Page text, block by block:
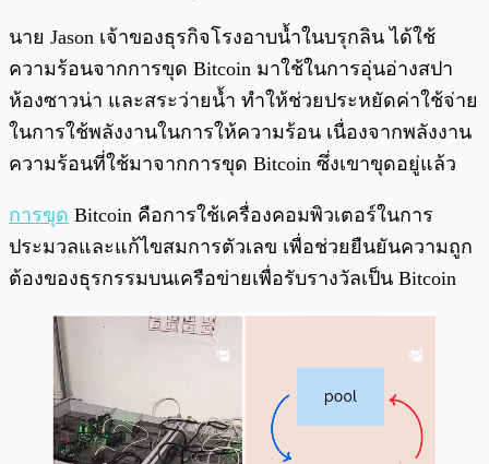
นาย Jason เจ้าของธุรกิจโรงอาบน้ำในบรุกลิน ได้ใช้
ความร้อนจากการขุด Bitcoin มาใช้ในการอุ่นอ่างสปา
ห้องซาวน่า และสระว่ายน้ำ ทำให้ช่วยประหยัดค่าใช้จ่าย
ในการใช้พลังงานในการให้ความร้อน เนื่องจากพลังงาน
ความร้อนที่ใช้มาจากการขุด Bitcoin ซึ่งเขาขุดอยู่แล้ว
การขุด Bitcoin คือการใช้เครื่องคอมพิวเตอร์ในการ
ประมวลและแก้ไขสมการตัวเลข เพื่อช่วยยืนยันความถูก
ต้องของธุรกรรมบนเครือข่ายเพื่อรับรางวัลเป็น Bitcoin